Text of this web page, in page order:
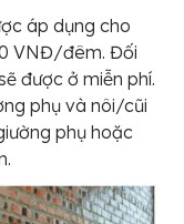
áp dụng cho
VNĐ/đêm. Đối
được ở miễn phí.
phụ và nôi/cũi
phụ hoặc